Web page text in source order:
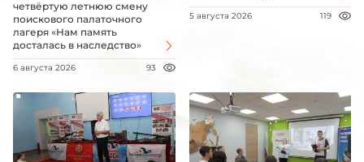
четвёртую летнюю смену
поискового палаточного
лагеря «Нам память
досталась в наследство»
6 августа 2026 93
5 августа 2026 119